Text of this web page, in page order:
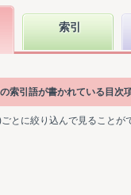
索引
引語が書かれている目次
とに絞り込んで見ることが